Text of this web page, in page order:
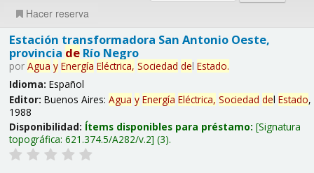
Hacer reserva
Estación transformadora San Antonio Oeste,
provincia deRío Negro
por Agua y Energía Eléctrica, Sociedad del Estado.
Idioma: Español
Editor: Buenos Aires: Agua y Energía Eléctrica, Sociedad del Estado,
1988
Disponibilidad: Ítems disponibles para préstamo: Signatura
topográfica: 621.374.5/A282/v.2 (3).